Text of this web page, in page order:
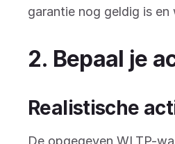
garantie nog geldig is
2. Bepaal je
Realistische
De opgegeven WLTP-